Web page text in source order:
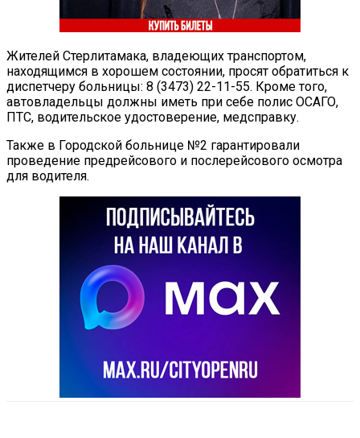
Жителей Стерлитамака, владеющих транспортом,
находящимся в хорошем состоянии, просят обратиться к
диспетчеру больницы: 8 (3473) 22-11-55. Кроме того,
автовладельцы должны иметь при себе полис ОСАГО,
ПТС, водительское удостоверение, медсправку.
Также в Городской больнице №2 гарантировали
проведение предрейсового и послерейсового осмотра
для водителя.